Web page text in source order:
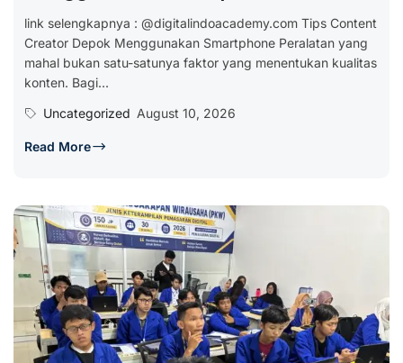
link selengkapnya : @digitalindoacademy.com Tips Content
Creator Depok Menggunakan Smartphone Peralatan yang
mahal bukan satu-satunya faktor yang menentukan kualitas
konten. Bagi...
Uncategorized August 10, 2026
Read More